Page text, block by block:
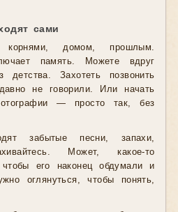
сами
домом, прошлым.
память. Можете вдруг
детства. Захотеть позвонить
не говорили. Или начать
— просто так, без
забытые песни, запахи,
Может, какое-то
чтобы его наконец обдумали и
оглянуться, чтобы понять,